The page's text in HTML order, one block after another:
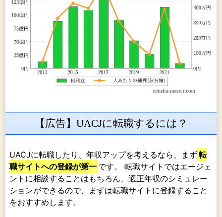
【広告】UACJに転職するには？
UACJに転職したり、年収アップを考えるなら、まず転
職サイトへの登録が第一 です。 転職サイトではエージェ
ントに相談することはもちろん、適正年収のシミュレー
ションができるので、まずは転職サイトに登録すること
をおすすめします。